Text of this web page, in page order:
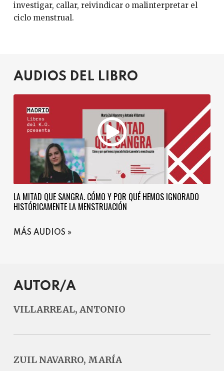
investigar, callar, reivindicar o malinterpretar el
ciclo menstrual.
AUDIOS DEL LIBRO
LA MITAD QUE SANGRA. CÓMO Y POR QUÉ HEMOS IGNORADO
HISTÓRICAMENTE LA MENSTRUACIÓN
MÁS AUDIOS
AUTOR/A
VILLARREAL, ANTONIO
ZUIL NAVARRO, MARÍA